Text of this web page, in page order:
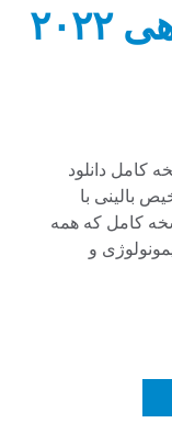
روش‌های آزمایشگاهی ۲۰۲۲
هنری دیویسون ۲۰۱۷ نسخه کامل دانلود
بالینی با
آزمایشگاهی ۲۰۲۲ ویرایش ۲۴ نسخه کامل که همه
و